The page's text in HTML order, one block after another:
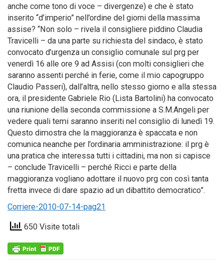
anche come tono di voce – divergenze) e che è stato
inserito “d’imperio” nell’ordine del giorni della massima
assise? “Non solo – rivela il consigliere piddino Claudia
Travicelli – da una parte su richiesta del sindaco, è stato
convocato d’urgenza un consiglio comunale sul prg per
venerdì 16 alle ore 9 ad Assisi (con molti consiglieri che
saranno assenti perché in ferie, come il mio capogruppo
Claudio Passeri), dall’altra, nello stesso giorno e alla stessa
ora, il presidente Gabriele Rio (Lista Bartolini) ha convocato
una riunione della seconda commissione a S.M.Angeli per
vedere quali temi saranno inseriti nel consiglio di lunedì 19.
Questo dimostra che la maggioranza è spaccata e non
comunica neanche per l’ordinaria amministrazione: il prg è
una pratica che interessa tutti i cittadini, ma non si capisce
– conclude Travicelli – perché Ricci e parte della
maggioranza vogliano adottare il nuovo prg con così tanta
fretta invece di dare spazio ad un dibattito democratico”.
Corriere-2010-07-14-pag21
650 Visite totali